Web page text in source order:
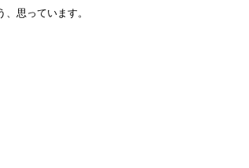
思っています。